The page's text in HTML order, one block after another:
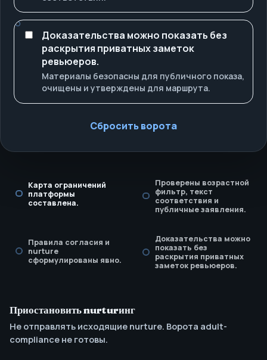
Доказательства можно показать без
раскрытия приватных заметок
ревьюеров.
Материалы безопасны для публичного показа,
очищены и утверждены для маршрута.
Сбросить ворота
Карта ограничений
платформы
составлена.
Проверены возрастной
фильтр, текст
соответствия и
публичные заявления.
Правила согласия и
nurture
сформулированы явно.
Доказательства можно
показать без
раскрытия приватных
заметок ревьюеров.
Приостановить nurturинг
Не отправлять исходящие nurture. Ворота adult-
compliance не готовы.